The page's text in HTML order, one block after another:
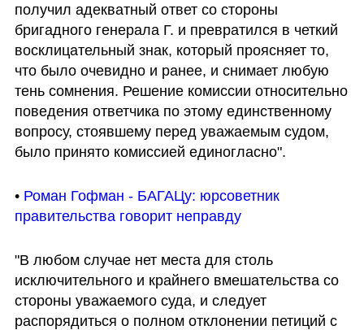
получил адекватный ответ со стороны
бригадного генерала Г. и превратился в четкий
восклицательный знак, который проясняет то,
что было очевидно и ранее, и снимает любую
тень сомнения. Решение комиссии относительно
поведения ответчика по этому единственному
вопросу, стоявшему перед уважаемым судом,
было принято комиссией единогласно".
• Роман Гофман - БАГАЦу: юрсоветник
правительства говорит неправду
"В любом случае нет места для столь
исключительного и крайнего вмешательства со
стороны уважаемого суда, и следует
распорядиться о полном отклонении петиций с